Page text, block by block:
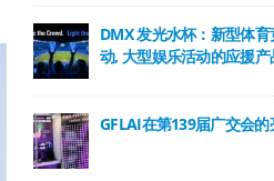
DMX 发光水杯：新型体育
动, 大型娱乐活动的应援产
GFLAI在第139届广交会的